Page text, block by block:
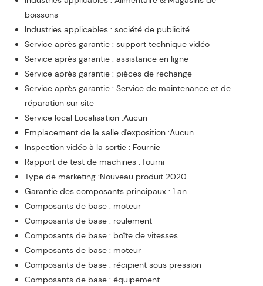
boissons
Industries applicables : société de publicité
Service après garantie : support technique vidéo
Service après garantie : assistance en ligne
Service après garantie : pièces de rechange
Service après garantie : Service de maintenance et de
réparation sur site
Service local Localisation :Aucun
Emplacement de la salle d'exposition :Aucun
Inspection vidéo à la sortie : Fournie
Rapport de test de machines : fourni
Type de marketing :Nouveau produit 2020
Garantie des composants principaux : 1 an
Composants de base : moteur
Composants de base : roulement
Composants de base : boîte de vitesses
Composants de base : moteur
Composants de base : récipient sous pression
Composants de base : équipement